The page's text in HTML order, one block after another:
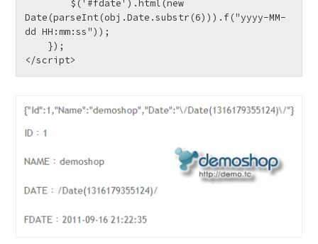
Date(parseInt(obj.Date.substr(6))).f("yyyy-MM-
dd HH:mm:ss"));
</script>